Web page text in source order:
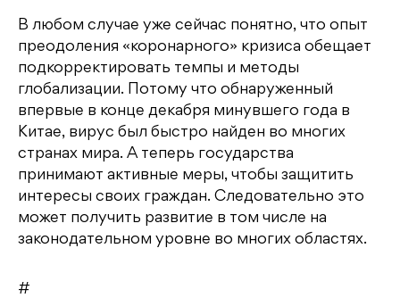
В любом случае уже сейчас понятно, что опыт
преодоления «коронарного» кризиса обещает
подкорректировать темпы и методы
глобализации. Потому что обнаруженный
впервые в конце декабря минувшего года в
Китае, вирус был быстро найден во многих
странах мира. А теперь государства
принимают активные меры, чтобы защитить
интересы своих граждан. Следовательно это
может получить развитие в том числе на
законодательном уровне во многих областях.
#